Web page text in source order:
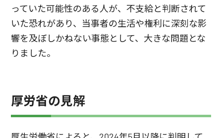
っていた可能性のある人が、不支給と判断されて
いた恐れがあり、当事者の生活や権利に深刻な影
響を及ぼしかねない事態として、大きな問題とな
りました。
厚労省の見解